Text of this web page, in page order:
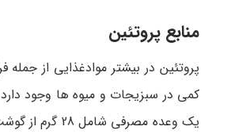
منابع پروتئین
پروتئین در بیشتر موادغذایی از